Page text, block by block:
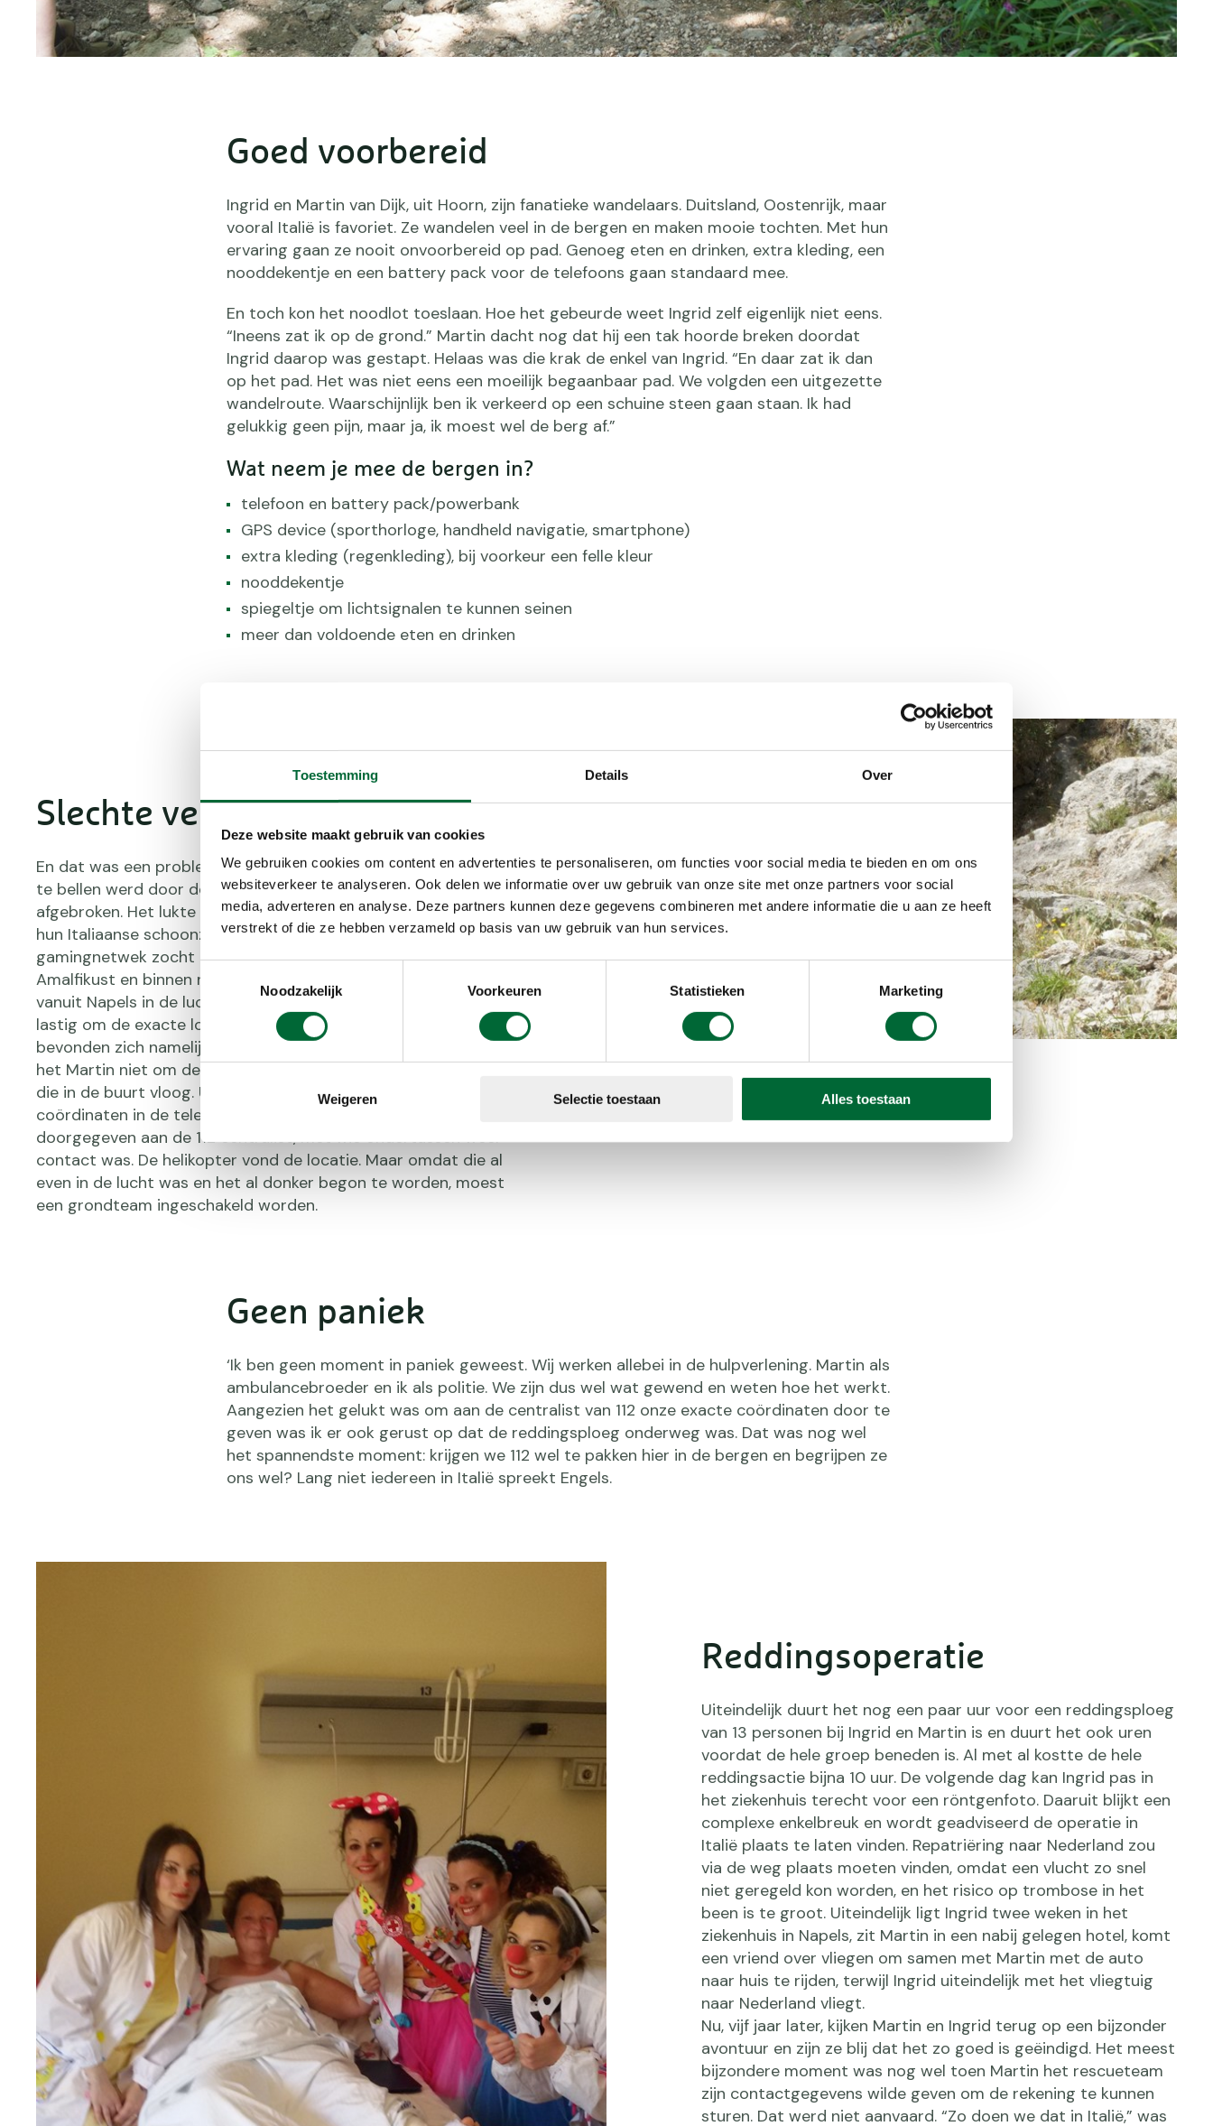
Toestemming Details Over
Deze website maakt gebruik van cookies
We gebruiken cookies om content en advertenties te personaliseren, om functies voor social media te bieden en om ons
websiteverkeer te analyseren. Ook delen we informatie over uw gebruik van onze site met onze partners voor social
media, adverteren en analyse. Deze partners kunnen deze gegevens combineren met andere informatie die u aan ze heeft
verstrekt of die ze hebben verzameld op basis van uw gebruik van hun services.
Noodzakelijk
Voorkeuren Statistieken Marketing
Weigeren Selectie toestaan Alles toestaan
Goed voorbereid
Ingrid en Martin van Dijk, uit Hoorn, zijn fanatieke wandelaars. Duitsland, Oostenrijk, maar
vooral Italië is favoriet. Ze wandelen veel in de bergen en maken mooie tochten. Met hun
ervaring gaan ze nooit onvoorbereid op pad. Genoeg eten en drinken, extra kleding, een
nooddekentje en een battery pack voor de telefoons gaan standaard mee.
En toch kon het noodlot toeslaan. Hoe het gebeurde weet Ingrid zelf eigenlijk niet eens.
“Ineens zat ik op de grond.” Martin dacht nog dat hij een tak hoorde breken doordat
Ingrid daarop was gestapt. Helaas was die krak de enkel van Ingrid. “En daar zat ik dan
op het pad. Het was niet eens een moeilijk begaanbaar pad. We volgden een uitgezette
wandelroute. Waarschijnlijk ben ik verkeerd op een schuine steen gaan staan. Ik had
gelukkig geen pijn, maar ja, ik moest wel de berg af.”
Wat neem je mee de bergen in?
telefoon en battery pack/powerbank
GPS device (sporthorloge, handheld navigatie, smartphone)
extra kleding (regenkleding), bij voorkeur een felle kleur
nooddekentje
spiegeltje om lichtsignalen te kunnen seinen
meer dan voldoende eten en drinken
Slechte verbinding
En dat was een probleem. De eerste poging van Martin om 112
te bellen werd door de slechte verbinding in de bergen
afgebroken. Het lukte ze echter wel om contact te leggen met
hun Italiaanse schoonzoon Matteo in Nederland. Via zijn
gamingnetwek zocht hij contact met connecties aan de
Amalfikust en binnen no-time had hij een reddingshelikopter
vanuit Napels in de lucht. Het bleek voor de helikopter nogal
lastig om de exacte locatie te vinden. Ingrid en Martin
bevonden zich namelijk in het bos. Ook in open gebied lukte
het Martin niet om de aandacht van de helikopter te trekken
die in de buurt vloog. Uiteindelijk gaf het aflezen van de
coördinaten in de telefoon de doorslag. Deze werden
doorgegeven aan de 112 centralist, met wie ondertussen weer
contact was. De helikopter vond de locatie. Maar omdat die al
even in de lucht was en het al donker begon te worden, moest
een grondteam ingeschakeld worden.
Geen paniek
‘Ik ben geen moment in paniek geweest. Wij werken allebei in de hulpverlening. Martin als
ambulancebroeder en ik als politie. We zijn dus wel wat gewend en weten hoe het werkt.
Aangezien het gelukt was om aan de centralist van 112 onze exacte coördinaten door te
geven was ik er ook gerust op dat de reddingsploeg onderweg was. Dat was nog wel
het spannendste moment: krijgen we 112 wel te pakken hier in de bergen en begrijpen ze
ons wel? Lang niet iedereen in Italië spreekt Engels.
Reddingsoperatie
Uiteindelijk duurt het nog een paar uur voor een reddingsploeg
van 13 personen bij Ingrid en Martin is en duurt het ook uren
voordat de hele groep beneden is. Al met al kostte de hele
reddingsactie bijna 10 uur. De volgende dag kan Ingrid pas in
het ziekenhuis terecht voor een röntgenfoto. Daaruit blijkt een
complexe enkelbreuk en wordt geadviseerd de operatie in
Italië plaats te laten vinden. Repatriëring naar Nederland zou
via de weg plaats moeten vinden, omdat een vlucht zo snel
niet geregeld kon worden, en het risico op trombose in het
been is te groot. Uiteindelijk ligt Ingrid twee weken in het
ziekenhuis in Napels, zit Martin in een nabij gelegen hotel, komt
een vriend over vliegen om samen met Martin met de auto
naar huis te rijden, terwijl Ingrid uiteindelijk met het vliegtuig
naar Nederland vliegt.
Nu, vijf jaar later, kijken Martin en Ingrid terug op een bijzonder
avontuur en zijn ze blij dat het zo goed is geëindigd. Het meest
bijzondere moment was nog wel toen Martin het rescueteam
zijn contactgegevens wilde geven om de rekening te kunnen
sturen. Dat werd niet aanvaard. “Zo doen we dat in Italië,” was